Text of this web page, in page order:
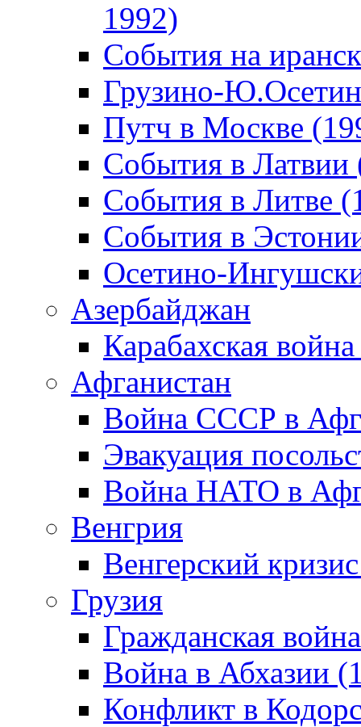
1992)
События на
Грузино-
Путч в Москве
События в Латвии
События в Литве
События в
Осетино-
Азербайджан
Карабахская
Афганистан
Война СССР в
Эвакуация
Война НАТО в
Венгрия
Венгерский
Грузия
Гражданская
Война в Абхазии
Конфликт в